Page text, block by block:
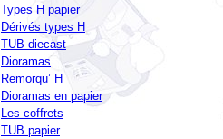
Types H papier
Dérivés types H
TUB diecast
Dioramas
Remorqu’ H
Dioramas en papier
Les coffrets
TUB papier